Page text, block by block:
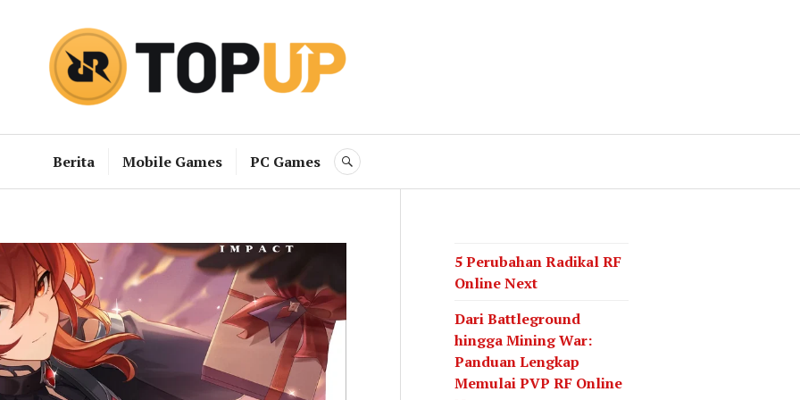
RRQ Topup Blog
Berita Mobile Games PC Games SEARCH
5 Perubahan Radikal RF
Online Next
Dari Battleground
hingga Mining War:
Panduan Lengkap
Memulai PVP RF Online